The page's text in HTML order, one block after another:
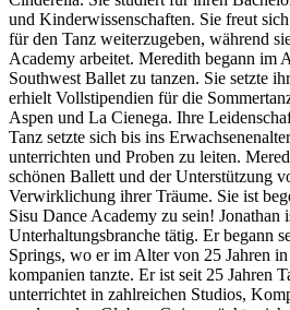
und Kinderwissenschaften. Sie freut
für den Tanz weiterzugeben, während
Academy arbeitet. Meredith begann im
Southwest Ballet zu tanzen. Sie setzte
erhielt Vollstipendien für die
Aspen und La Cienega. Ihre
Tanz setzte sich bis ins
unterrichten und Proben zu leiten.
schönen Ballett und der Unterstützung
Verwirklichung ihrer Träume. Sie ist
Sisu Dance Academy zu sein! Jonathan
Unterhaltungsbranche tätig. Er begann
Springs, wo er im Alter von 25 Jahren
kompanien tanzte. Er ist seit 25 Jahren
unterrichtet in zahlreichen Studios,